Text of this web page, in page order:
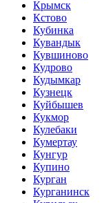
Крымск
Кстово
Кубинка
Кувандык
Кувшиново
Кудрово
Кудымкар
Кузнецк
Куйбышев
Кукмор
Кулебаки
Кумертау
Кунгур
Купино
Курган
Курганинск